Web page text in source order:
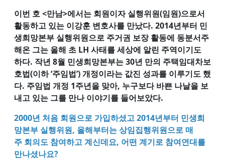
이번 호 <만남>에서는 회원이자 실행위원(임원)으로서
활동하고 있는 이강훈 변호사를 만났다. 2014년부터 민
생희망본부 실행위원으로 주거권 보장 활동에 동분서주
해온 그는 올해 초 LH 사태를 세상에 알린 주역이기도
하다. 작년 8월 민생희망본부는 30년 만의 주택임대차보
호법(이하 ‘주임법’) 개정이라는 값진 성과를 이루기도 했
다. 주임법 개정 1주년을 맞아, 누구보다 바쁜 나날을 보
내고 있는 그를 만나 이야기를 들어보았다.
2000년 처음 회원으로 가입하셨고 2014년부터 민생희
망본부 실행위원, 올해부터는 상임집행위원으로 매
주 회의도 참여하고 계신데요, 어떤 계기로 참여연대를
만나셨나요?